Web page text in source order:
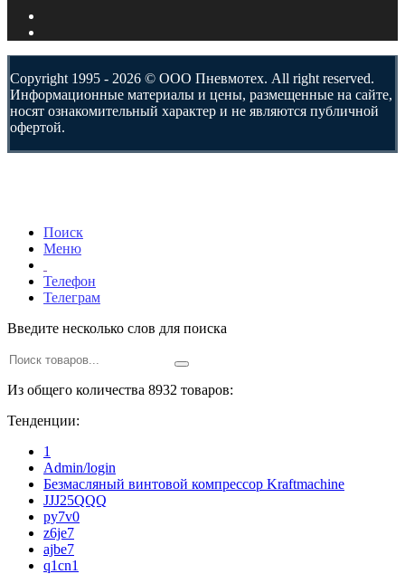
Copyright 1995 - 2026 © ООО Пневмотех. All right reserved.
Информационные материалы и цены, размещенные на сайте,
носят ознакомительный характер и не являются публичной
офертой.
Поиск
Меню
Телефон
Телеграм
Введите несколько слов для поиска
Из общего количества 8932 товаров:
Тенденции:
1
Admin/login
Безмасляный винтовой компрессор Kraftmaсhine
JJJ25QQQ
py7v0
z6je7
ajbe7
q1cn1